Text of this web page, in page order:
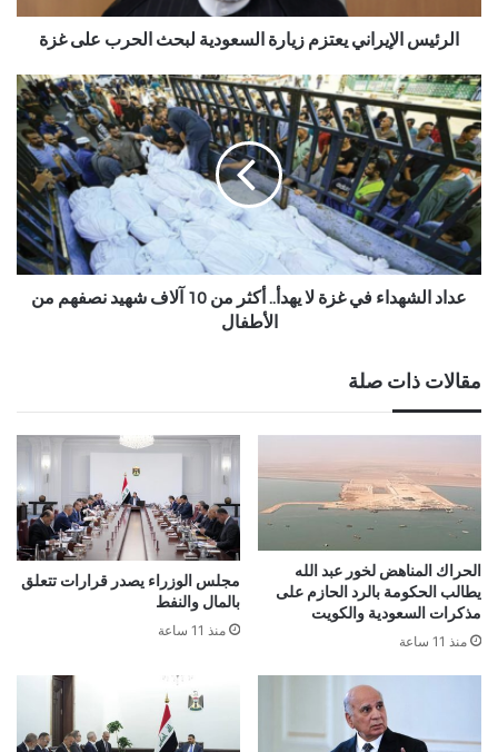
الرئيس الإيراني يعتزم زيارة السعودية لبحث الحرب على غزة
عداد الشهداء في غزة لا يهدأ.. أكثر من 10 آلاف شهيد نصفهم من
الأطفال
مقالات ذات صلة
الحراك المناهض لخور عبد الله
يطالب الحكومة بالرد الحازم على
مذكرات السعودية والكويت
منذ 11 ساعة
مجلس الوزراء يصدر قرارات تتعلق
بالمال والنفط
منذ 11 ساعة